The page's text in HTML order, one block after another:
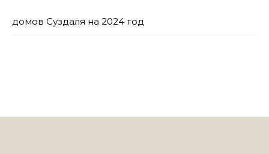
домов Суздаля на 2024 год